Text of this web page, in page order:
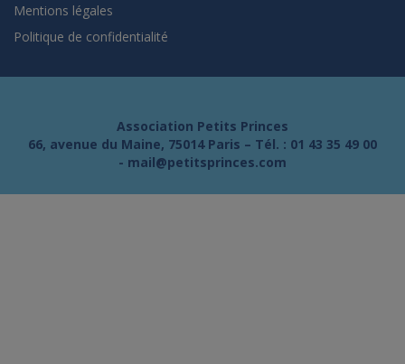
Mentions légales
Politique de confidentialité
Association Petits Princes
66, avenue du Maine, 75014 Paris – Tél. : 01 43 35 49 00
- mail@petitsprinces.com